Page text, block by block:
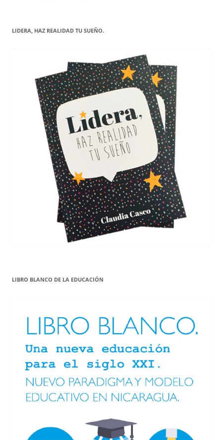
LIDERA, HAZ REALIDAD TU SUEÑO.
LIBRO BLANCO DE LA EDUCACIÓN